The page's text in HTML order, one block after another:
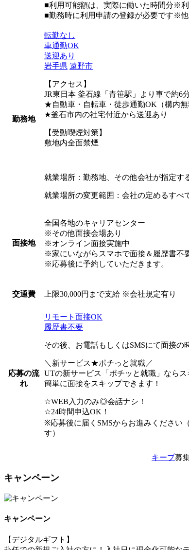
■利用可能額は、実際に働いた時間分※
■勤務時に利用申請の登録が必要です※
勤務地
転勤なし
車通勤OK
送迎あり
岩手県 遠野市
【アクセス】
JR東日本 釜石線「青笹駅」より車で約6
★自動車・自転車・徒歩通勤OK（構内無
★釜石市内の社宅付近から送迎あり
【受動喫煙対策】
敷地内全面禁煙
就業場所：勤務地、その他会社が指定す
就業場所の変更範囲：会社の定めるすべ
面接地
全国各地のキャリアセンター
※その他面接会場あり
※オンライン面接実施中
※家にいながらスマホで面接＆履歴書不
※応募後に予約していただきます。
交通費 上限30,000円まで支給 ※会社規定有り
応募の流
れ
リモート面接OK
履歴書不要
その後、お電話もしくはSMSにて面接の
＼新サービス★ポチっと就職／
UTの新サービス「ポチッと就職」ならス
簡単に面接をスキップできます！
☆WEB入力のみ◎会話ナシ！
☆24時間申込OK！
※応募後に届くSMSからお進みください
す）
キープ募
キャンペーン
キャンペーン
【デジタルギフト】